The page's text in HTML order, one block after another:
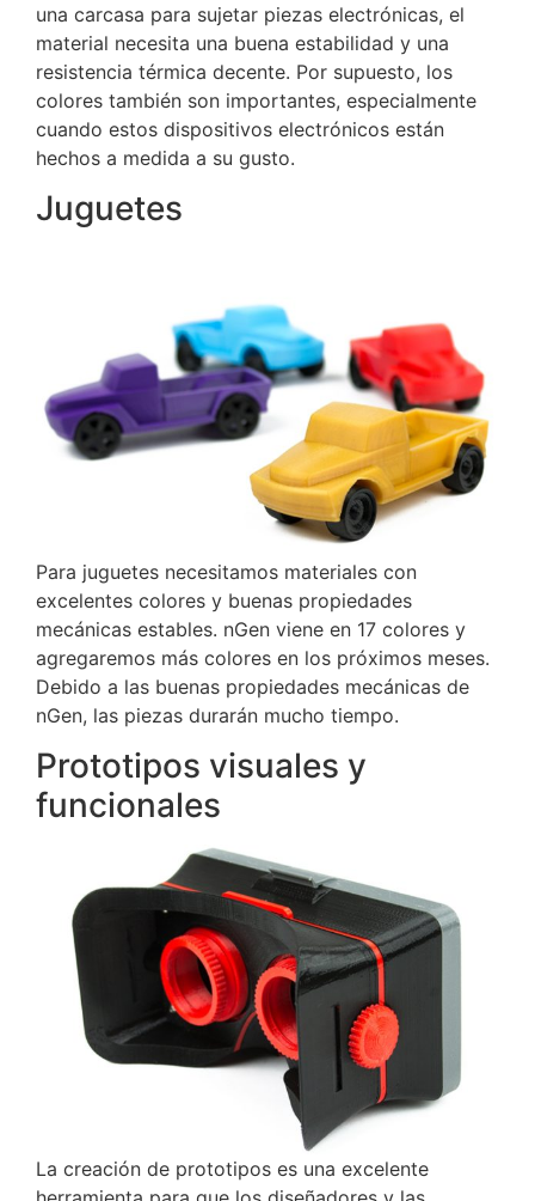
una carcasa para sujetar piezas electrónicas, el
material necesita una buena estabilidad y una
resistencia térmica decente. Por supuesto, los
colores también son importantes, especialmente
cuando estos dispositivos electrónicos están
hechos a medida a su gusto.
Juguetes
Para juguetes necesitamos materiales con
excelentes colores y buenas propiedades
mecánicas estables. nGen viene en 17 colores y
agregaremos más colores en los próximos meses.
Debido a las buenas propiedades mecánicas de
nGen, las piezas durarán mucho tiempo.
Prototipos visuales y
funcionales
La creación de prototipos es una excelente